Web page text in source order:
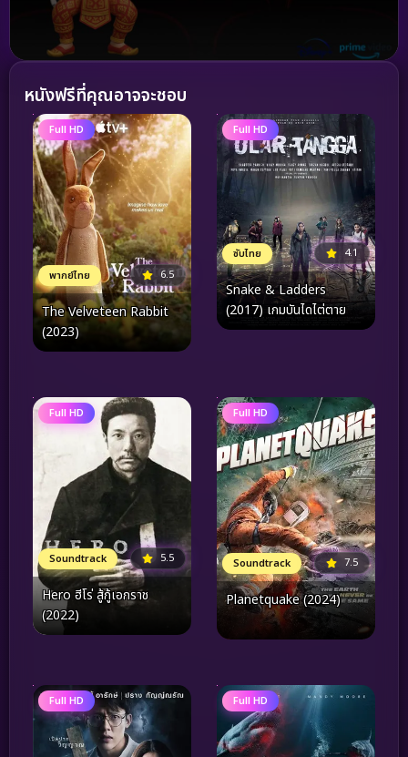
หนังฟรีที่คุณอาจจะชอบ
Full HD
พากย์ไทย 6.5
The Velveteen Rabbit
(2023)
Full HD
ซับไทย 4.1
Snake & Ladders
(2017) เกมบันไดไต่ตาย
Full HD
Soundtrack 5.5
Hero ฮีโร่ สู้กู้เอกราช
(2022)
Full HD
Soundtrack 7.5
Planetquake (2024)
Full HD Full HD